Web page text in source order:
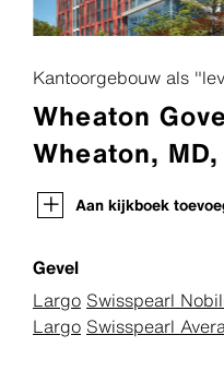
Duurzaamheid
Kantoorgebouw als
Wheaton
Wheaton,
Aan kijkboek
Gevel
Largo Swisspearl
Largo Swisspearl